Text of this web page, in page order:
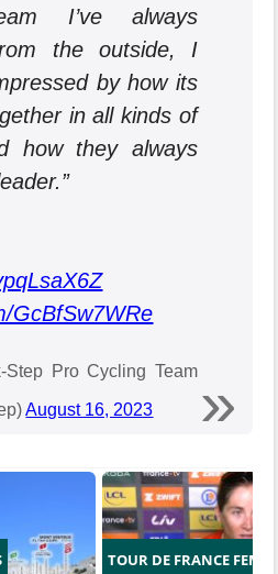
I’ve always
the outside, I
by how its
in all kinds of
how they always
GcBfSw7WRe
Pro Cycling Team
August 16, 2023
TOUR DE FRANCE